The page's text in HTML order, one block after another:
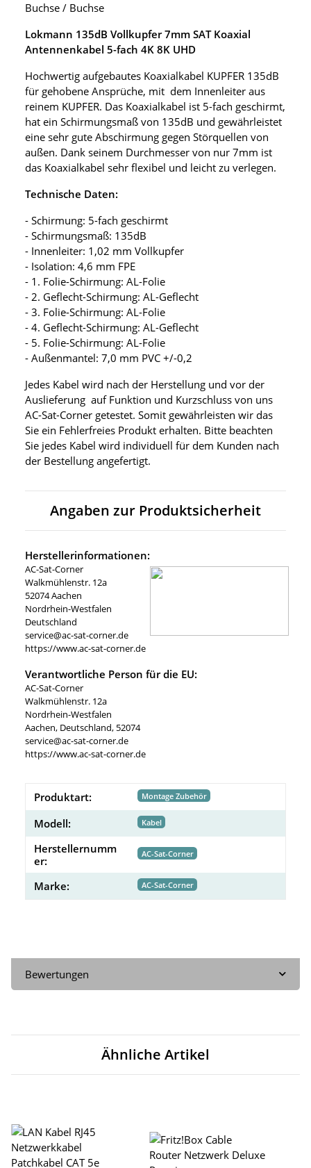
Buchse / Buchse
Lokmann 135dB Vollkupfer 7mm SAT Koaxial
Antennenkabel 5-fach 4K 8K UHD
Hochwertig aufgebautes Koaxialkabel KUPFER 135dB
für gehobene Ansprüche, mit dem Innenleiter aus
reinem KUPFER. Das Koaxialkabel ist 5-fach geschirmt,
hat ein Schirmungsmaß von 135dB und gewährleistet
eine sehr gute Abschirmung gegen Störquellen von
außen. Dank seinem Durchmesser von nur 7mm ist
das Koaxialkabel sehr flexibel und leicht zu verlegen.
Technische Daten:
- Schirmung: 5-fach geschirmt
- Schirmungsmaß: 135dB
- Innenleiter: 1,02 mm Vollkupfer
- Isolation: 4,6 mm FPE
- 1. Folie-Schirmung: AL-Folie
- 2. Geflecht-Schirmung: AL-Geflecht
- 3. Folie-Schirmung: AL-Folie
- 4. Geflecht-Schirmung: AL-Geflecht
- 5. Folie-Schirmung: AL-Folie
- Außenmantel: 7,0 mm PVC +/-0,2
Jedes Kabel wird nach der Herstellung und vor der
Auslieferung auf Funktion und Kurzschluss von uns
AC-Sat-Corner getestet. Somit gewährleisten wir das
Sie ein Fehlerfreies Produkt erhalten. Bitte beachten
Sie jedes Kabel wird individuell für dem Kunden nach
der Bestellung angefertigt.
Angaben zur Produktsicherheit
Herstellerinformationen:
AC-Sat-Corner
Walkmühlenstr. 12a
52074 Aachen
Nordrhein-Westfalen
Deutschland
service@ac-sat-corner.de
https://www.ac-sat-corner.de
Verantwortliche Person für die EU:
AC-Sat-Corner
Walkmühlenstr. 12a
Nordrhein-Westfalen
Aachen, Deutschland, 52074
service@ac-sat-corner.de
https://www.ac-sat-corner.de
Produktart: Montage Zubehör
Modell: Kabel
Herstellernumm
er:
AC-Sat-Corner
Marke: AC-Sat-Corner
Bewertungen
Ähnliche Artikel